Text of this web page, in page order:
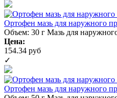
Ортофен мазь для наружного
Объем: 30 г Мазь для
Цена:
154.34 руб
✓
Ортофен мазь для наружного